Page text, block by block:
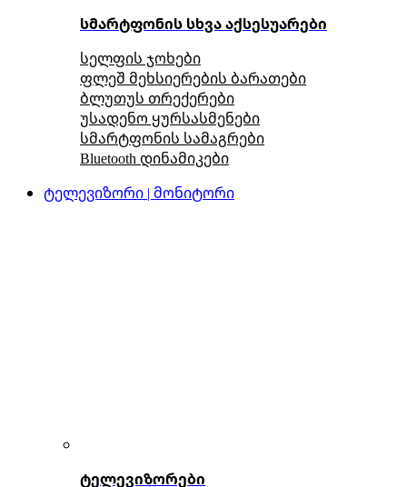
სმარტფონის სხვა აქსესუარები
სელფის ჯოხები
ფლეშ მეხსიერების ბარათები
ბლუთუს თრექერები
უსადენო ყურსასმენები
სმარტფონის სამაგრები
Bluetooth დინამიკები
ტელევიზორი | მონიტორი
ტელევიზორები